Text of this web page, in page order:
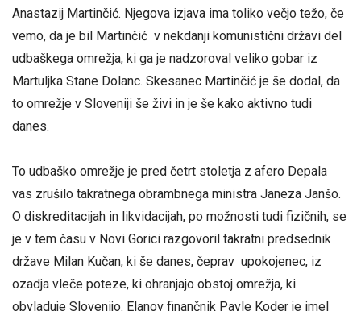
Anastazij Martinčić. Njegova izjava ima toliko večjo težo, če
vemo, da je bil Martinčić v nekdanji komunistični državi del
udbaškega omrežja, ki ga je nadzoroval veliko gobar iz
Martuljka Stane Dolanc. Skesanec Martinčić je še dodal, da
to omrežje v Sloveniji še živi in je še kako aktivno tudi
danes.
To udbaško omrežje je pred četrt stoletja z afero Depala
vas zrušilo takratnega obrambnega ministra Janeza Janšo.
O diskreditacijah in likvidacijah, po možnosti tudi fizičnih, se
je v tem času v Novi Gorici razgovoril takratni predsednik
države Milan Kučan, ki še danes, čeprav upokojenec, iz
ozadja vleče poteze, ki ohranjajo obstoj omrežja, ki
obvladuje Slovenijo. Elanov finančnik Pavle Koder je imel